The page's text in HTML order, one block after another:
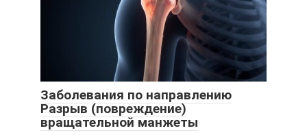
Заболевания по направлению
Разрыв (повреждение)
вращательной манжеты